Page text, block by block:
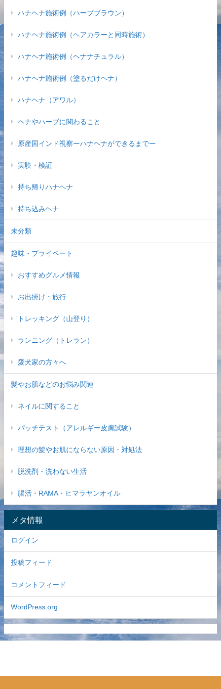
ハナヘナ施術例（ハーブブラウン）
ハナヘナ施術例（ヘアカラーと同時施術）
ハナヘナ施術例（ヘナナチュラル）
ハナヘナ施術例（塗るだけヘナ）
ハナヘナ（アワル）
ヘナやハーブに関わること
原産国インド視察ーハナヘナができるまでー
実験・検証
持ち帰りハナヘナ
持ち込みヘナ
未分類
趣味・プライベート
おすすめグルメ情報
お出掛け・旅行
トレッキング（山登り）
ランニング（トレラン）
愛犬家の方々へ
髪やお肌などのお悩み関連
ネイルに関すること
パッチテスト（アレルギー皮膚試験）
理想の髪やお肌にならない原因・対処法
脱洗剤・洗わない生活
腸活・RAMA・ヒマラヤンオイル
メタ情報
ログイン
投稿フィード
コメントフィード
WordPress.org